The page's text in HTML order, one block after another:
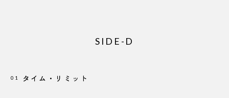
SIDE-D
01 タイム・リミット